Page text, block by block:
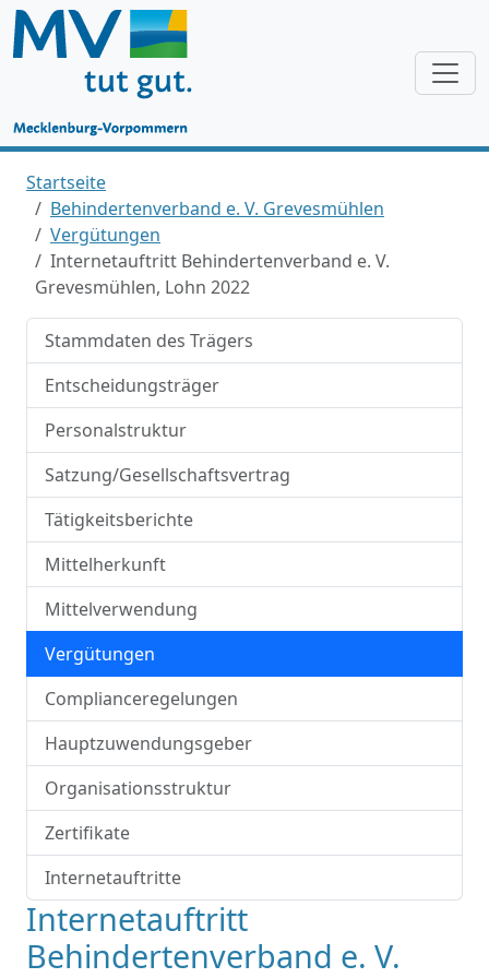
Startseite
Behindertenverband e. V. Grevesmühlen
Vergütungen
Internetauftritt Behindertenverband e. V.
Grevesmühlen, Lohn 2022
Stammdaten des Trägers
Entscheidungsträger
Personalstruktur
Satzung/Gesellschaftsvertrag
Tätigkeitsberichte
Mittelherkunft
Mittelverwendung
Vergütungen
Complianceregelungen
Hauptzuwendungsgeber
Organisationsstruktur
Zertifikate
Internetauftritte
Internetauftritt
Behindertenverband e. V.